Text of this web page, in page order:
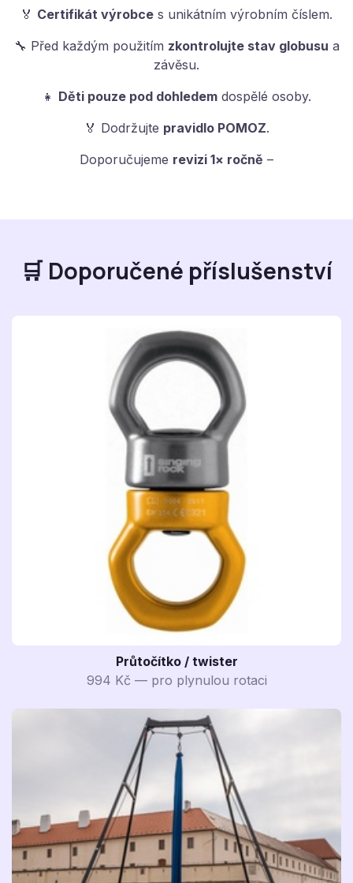
🏅 Certifikát výrobce s unikátním výrobním číslem.
🔧 Před každým použitím zkontrolujte stav globusu a
závěsu.
👧 Děti pouze pod dohledem dospělé osoby.
🏅 Dodržujte pravidlo POMOZ.
Doporučujeme revizi 1× ročně –
🛒 Doporučené příslušenství
Průtočítko / twister
994 Kč — pro plynulou rotaci